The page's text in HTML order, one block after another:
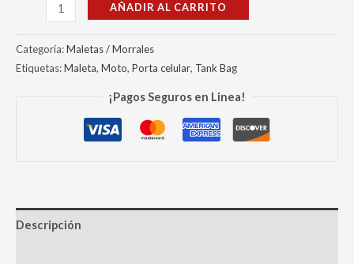
AÑADIR AL CARRITO
Categoría:Maletas / Morrales
Etiquetas:Maleta, Moto, Porta celular, Tank Bag
¡Pagos Seguros en Linea!
Descripción